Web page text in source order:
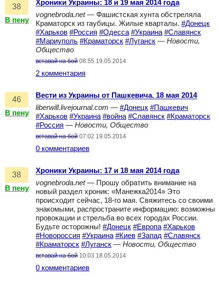
38
В пену
Хроники Украины: 18 и 19 мая 2014 года
vognebroda.net— Фашистская хунта обстреляла
Краматорск из гаубицы. Жилые кварталы. #Донецк
#Харьков #Россия #Одесса #Украина #Славянск
#Мариуполь #Краматорск #Луганск — Новости,
Общество
вставай на бой 08:55 19.05.2014
2 комментария
46
В пену
Вести из Украины от Пашкевича. 18 мая 2014
liberwill.livejournal.com — #Донецк #Пашкевич
#Харьков #Украина #война #Славянск #Краматорск
#Россия — Новости, Общество
вставай на бой 07:02 19.05.2014
0 комментариев
38
В пену
Хроники Украины: 17 и 18 мая 2014 года
vognebroda.net— Прошу обратить внимание на
новый раздел хроник: «Манежка2014» Это
происходит сейчас, 18-го мая. Свяжитесь со своими
знакомыми, распространите информацию: возможны
провокации и стрельба во всех городах России.
Будьте осторожны! #Донецк #Европа #Харьков
#Новороссия #Украина #Киев #Запад #Славянск
#Краматорск #Луганск — Новости, Общество
вставай на бой 10:03 18.05.2014
0 комментариев